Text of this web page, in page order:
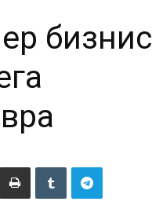
бизнис